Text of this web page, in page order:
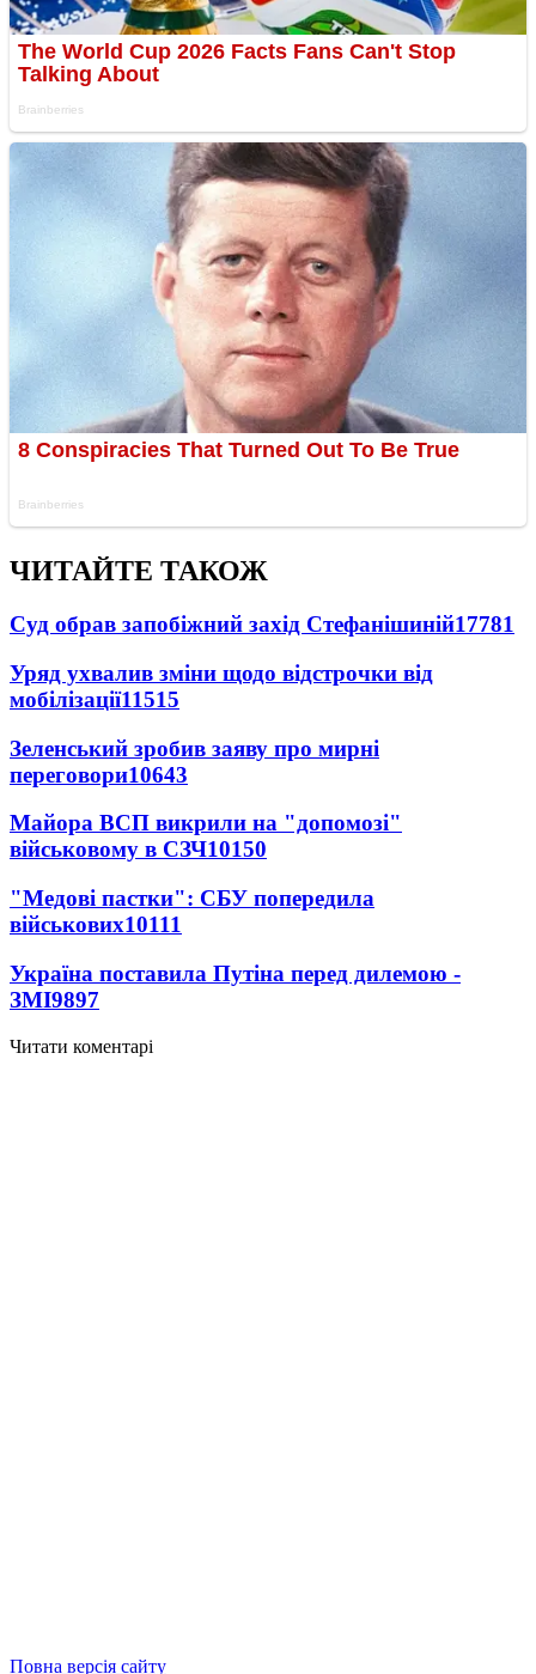
ЧИТАЙТЕ ТАКОЖ
Суд обрав запобіжний захід Стефанішиній17781
Уряд ухвалив зміни щодо відстрочки від
мобілізації11515
Зеленський зробив заяву про мирні
переговори10643
Майора ВСП викрили на "допомозі"
військовому в СЗЧ10150
"Медові пастки": СБУ попередила
військових10111
Україна поставила Путіна перед дилемою -
ЗМІ9897
Читати коментарі
Повна версія сайту